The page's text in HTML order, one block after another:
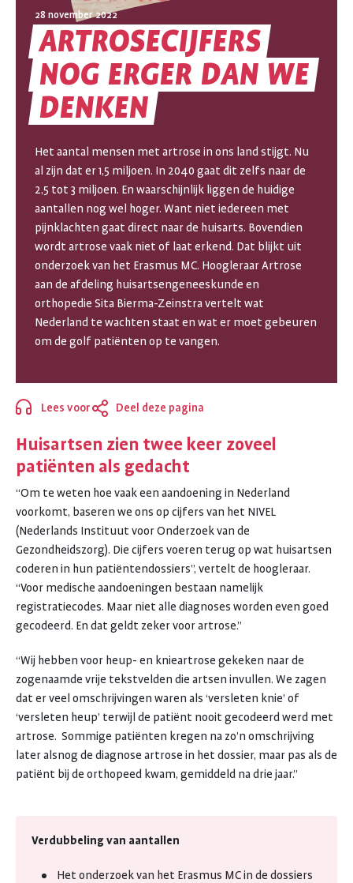
28 november 2022
ARTROSECIJFERS
NOG
ERGER
DAN
WE
DENKEN
ARTROSECIJFERS
NOG ERGER DAN WE
DENKEN
Het aantal mensen met artrose in ons land stijgt. Nu
al zijn dat er 1,5 miljoen. In 2040 gaat dit zelfs naar de
2,5 tot 3 miljoen. En waarschijnlijk liggen de huidige
aantallen nog wel hoger. Want niet iedereen met
pijnklachten gaat direct naar de huisarts. Bovendien
wordt artrose vaak niet of laat erkend. Dat blijkt uit
onderzoek van het Erasmus MC. Hoogleraar Artrose
aan de afdeling huisartsengeneeskunde en
orthopedie Sita Bierma-Zeinstra vertelt wat
Nederland te wachten staat en wat er moet gebeuren
om de golf patiënten op te vangen.
Lees voor Deel deze pagina
Sluiten
Huisartsen zien twee keer zoveel
patiënten als gedacht
“Om te weten hoe vaak een aandoening in Nederland
voorkomt, baseren we ons op cijfers van het NIVEL
(Nederlands Instituut voor Onderzoek van de
Gezondheidszorg). Die cijfers voeren terug op wat huisartsen
coderen in hun patiëntendossiers”, vertelt de hoogleraar.
“Voor medische aandoeningen bestaan namelijk
registratiecodes. Maar niet alle diagnoses worden even goed
gecodeerd. En dat geldt zeker voor artrose.”
“Wij hebben voor heup- en knieartrose gekeken naar de
zogenaamde vrije tekstvelden die artsen invullen. We zagen
dat er veel omschrijvingen waren als ‘versleten knie’ of
‘versleten heup’ terwijl de patiënt nooit gecodeerd werd met
artrose. Sommige patiënten kregen na zo’n omschrijving
later alsnog de diagnose artrose in het dossier, maar pas als de
patiënt bij de orthopeed kwam, gemiddeld na drie jaar.”
Verdubbeling van aantallen
Het onderzoek van het Erasmus MC in de dossiers